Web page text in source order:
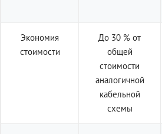
Экономия
стоимости
До 30 % от
общей
стоимости
аналогичной
кабельной
схемы